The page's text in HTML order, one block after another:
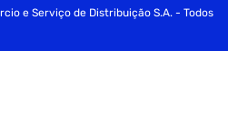
e Serviço de Distribuição S.A. - Todos